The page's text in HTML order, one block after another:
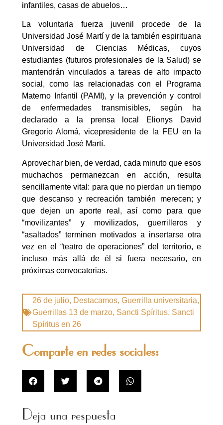
infantiles, casas de abuelos…
La voluntaria fuerza juvenil procede de la
Universidad José Martí y de la también espirituana
Universidad de Ciencias Médicas, cuyos
estudiantes (futuros profesionales de la Salud) se
mantendrán vinculados a tareas de alto impacto
social, como las relacionadas con el Programa
Materno Infantil (PAMI), y la prevención y control
de enfermedades transmisibles, según ha
declarado a la prensa local Elionys David
Gregorio Alomá, vicepresidente de la FEU en la
Universidad José Martí.
Aprovechar bien, de verdad, cada minuto que esos
muchachos permanezcan en acción, resulta
sencillamente vital: para que no pierdan un tiempo
que descanso y recreación también merecen; y
que dejen un aporte real, así como para que
“movilizantes” y movilizados, guerrilleros y
“asaltados” terminen motivados a insertarse otra
vez en el “teatro de operaciones” del territorio, e
incluso más allá de él si fuera necesario, en
próximas convocatorias.
26 de julio, Destacamos, Guerrilla universitaria,
Guerrillas 13 de marzo, Sancti Spíritus, Sancti
Spíritus en 26
Comparte en redes sociales:
Deja una respuesta